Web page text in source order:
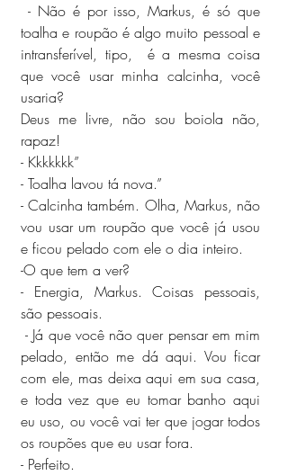
toalha e roupão é algo muito pessoal e
intransferível, tipo,  é a mesma coisa
que você usar minha calcinha, você
usaria?
Deus me livre, não sou boiola não,
rapaz!
- Kkkkkkk”
- Toalha lavou tá nova.”
- Calcinha também. Olha, Markus, não
vou usar um roupão que você já usou
e ficou pelado com ele o dia inteiro.
-O que tem a ver?
- Energia, Markus. Coisas pessoais,
são pessoais.
- Já que você não quer pensar em mim
pelado, então me dá aqui. Vou ficar
com ele, mas deixa aqui em sua casa,
e toda vez que eu tomar banho aqui
eu uso, ou você vai ter que jogar todos
os roupões que eu usar fora.
- Perfeito.